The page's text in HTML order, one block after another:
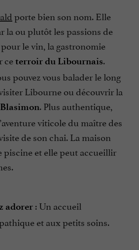
porte bien son nom. Elle
la ou plutôt les passions de
le vin, la gastronomie
ceterroir du Libournais.
pouvez vous balader le long
Libourne ou découvrir la
. Plus authentique,
viticole du maître des
de son chai. La maison
piscine et elle peut accueillir
adorer : Un accueil
et aux petits soins.